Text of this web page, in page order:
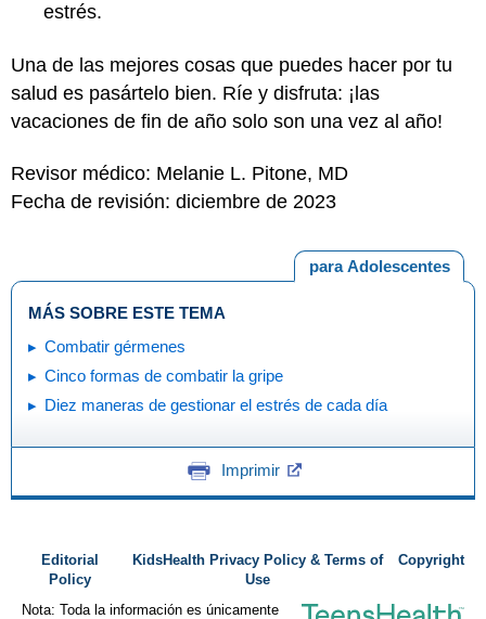
estrés.
Una de las mejores cosas que puedes hacer por tu
salud es pasártelo bien. Ríe y disfruta: ¡las
vacaciones de fin de año solo son una vez al año!
Revisor médico: Melanie L. Pitone, MD
Fecha de revisión: diciembre de 2023
para Adolescentes
MÁS SOBRE ESTE TEMA
Combatir gérmenes
Cinco formas de combatir la gripe
Diez maneras de gestionar el estrés de cada día
Imprimir
Editorial
Policy
KidsHealth Privacy Policy & Terms of
Use
Copyright
Nota: Toda la información es únicamente